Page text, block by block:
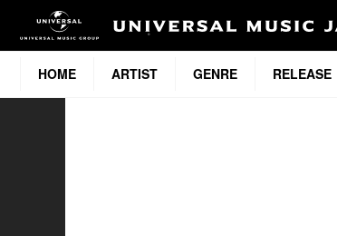
HOME ARTIST GENRE RELEASE